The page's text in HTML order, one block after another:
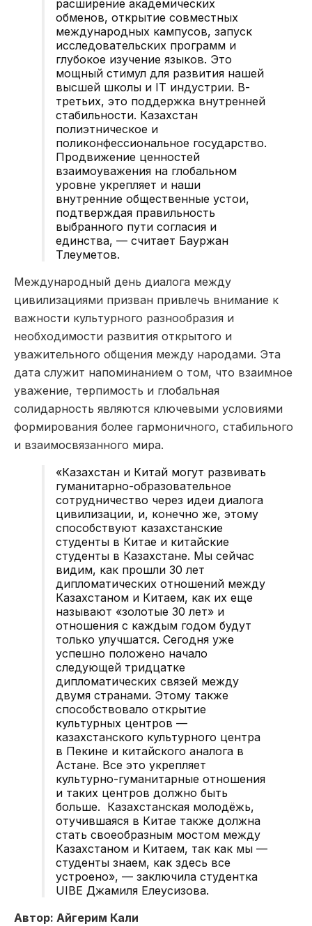
расширение академических
обменов, открытие совместных
международных кампусов, запуск
исследовательских программ и
глубокое изучение языков. Это
мощный стимул для развития нашей
высшей школы и IT индустрии. В-
третьих, это поддержка внутренней
стабильности. Казахстан
полиэтническое и
поликонфессиональное государство.
Продвижение ценностей
взаимоуважения на глобальном
уровне укрепляет и наши
внутренние общественные устои,
подтверждая правильность
выбранного пути согласия и
единства, — считает Бауржан
Тлеуметов.
Международный день диалога между
цивилизациями призван привлечь внимание к
важности культурного разнообразия и
необходимости развития открытого и
уважительного общения между народами. Эта
дата служит напоминанием о том, что взаимное
уважение, терпимость и глобальная
солидарность являются ключевыми условиями
формирования более гармоничного, стабильного
и взаимосвязанного мира.
«Казахстан и Китай могут развивать
гуманитарно-образовательное
сотрудничество через идеи диалога
цивилизации, и, конечно же, этому
способствуют казахстанские
студенты в Китае и китайские
студенты в Казахстане. Мы сейчас
видим, как прошли 30 лет
дипломатических отношений между
Казахстаном и Китаем, как их еще
называют «золотые 30 лет» и
отношения с каждым годом будут
только улучшатся. Сегодня уже
успешно положено начало
следующей тридцатке
дипломатических связей между
двумя странами. Этому также
способствовало открытие
культурных центров —
казахстанского культурного центра
в Пекине и китайского аналога в
Астане. Все это укрепляет
культурно-гуманитарные отношения
и таких центров должно быть
больше. Казахстанская молодёжь,
отучившаяся в Китае также должна
стать своеобразным мостом между
Казахстаном и Китаем, так как мы —
студенты знаем, как здесь все
устроено», — заключила студентка
UIBE Джамиля Елеусизова.
Автор: Айгерим Кали